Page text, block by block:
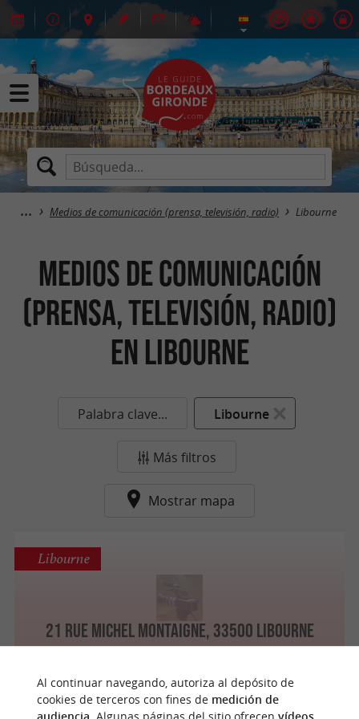
Medios de comunicación (prensa, televisión, radio) Libourne
Medios de comunicación
(prensa, televisión, radio)
en Libourne
Palabra clave... Libourne
Más filtros
Mostrar mapa
21 Rue Michel Montaigne, 33500 Libourne
Libourne
Al continuar navegando, autoriza al depósito de
cookies de terceros con fines de medición de
audiencia . Algunas páginas del sitio ofrecen vídeos